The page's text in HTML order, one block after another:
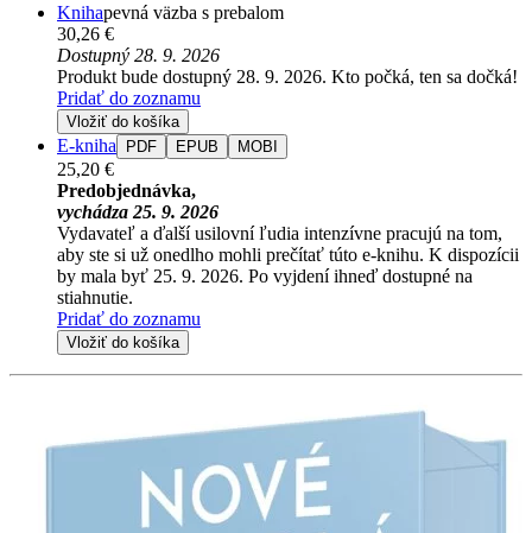
Knihapevná väzba s prebalom
30,26 €
Dostupný 28. 9. 2026
Produkt bude dostupný 28. 9. 2026. Kto počká, ten sa dočká!
Pridať do zoznamu
Vložiť do košíka
E-kniha PDF EPUB MOBI
25,20 €
Predobjednávka,
vychádza 25. 9. 2026
Vydavateľ a ďalší usilovní ľudia intenzívne pracujú na tom,
aby ste si už onedlho mohli prečítať túto e-knihu. K dispozícii
by mala byť 25. 9. 2026. Po vyjdení ihneď dostupné na
stiahnutie.
Pridať do zoznamu
Vložiť do košíka